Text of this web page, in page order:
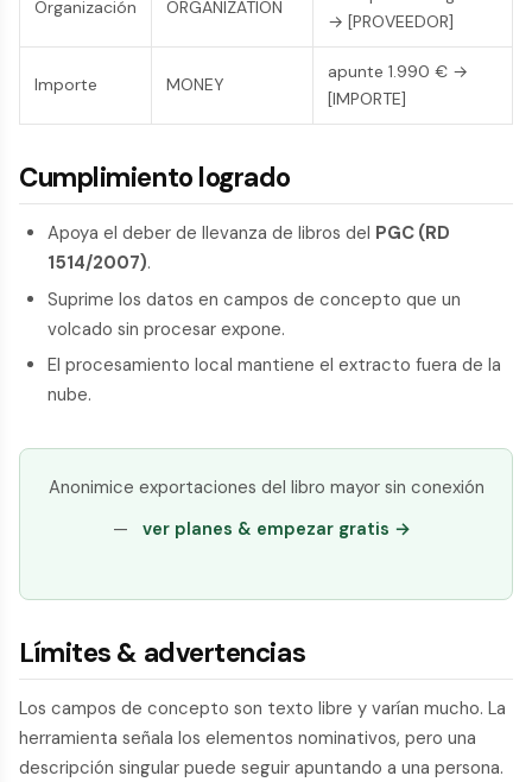
Organización ORGANIZATION
→ [PROVEEDOR]
Importe MONEY
apunte 1.990 € →
[IMPORTE]
Cumplimiento logrado
Apoya el deber de llevanza de libros del PGC (RD
1514/2007).
Suprime los datos en campos de concepto que un
volcado sin procesar expone.
El procesamiento local mantiene el extracto fuera de la
nube.
Anonimice exportaciones del libro mayor sin conexión
—
ver planes & empezar gratis →
Límites & advertencias
Los campos de concepto son texto libre y varían mucho. La
herramienta señala los elementos nominativos, pero una
descripción singular puede seguir apuntando a una persona.